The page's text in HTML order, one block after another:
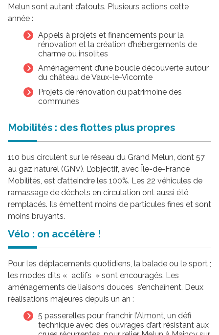
Melun sont autant d’atouts. Plusieurs actions cette
année :
Appels à projets et financements pour la
rénovation et la création d’hébergements de
charme ou insolites
Aménagement d’une boucle découverte autour
du château de Vaux-le-Vicomte
Projets de rénovation du patrimoine des
communes
Mobilités : des flottes plus propres
110 bus circulent sur le réseau du Grand Melun, dont 57
au gaz naturel (GNV). L’objectif, avec Île-de-France
Mobilités, est d’atteindre les 100%. Les 22 véhicules de
ramassage de déchets en circulation ont aussi été
remplacés. Ils émettent moins de particules fines et sont
moins bruyants.
Vélo : on accélère !
Pour les déplacements quotidiens, la balade ou le sport ;
les modes dits « actifs » sont encouragés. Les
aménagements de liaisons douces s’enchaînent. Deux
réalisations majeures depuis un an :
5 passerelles pour franchir l’Almont, un défi
technique avec des ouvrages d’art résistant aux